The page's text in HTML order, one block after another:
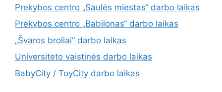
Prekybos centro „Saulės miestas“ darbo laikas
Prekybos centro „Babilonas“ darbo laikas
„Švaros broliai“ darbo laikas
Universiteto vaistinės darbo laikas
BabyCity / ToyCity darbo laikas